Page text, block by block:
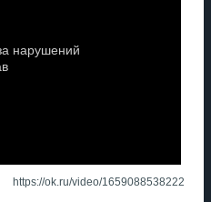
https://ok.ru/video/1659088538222